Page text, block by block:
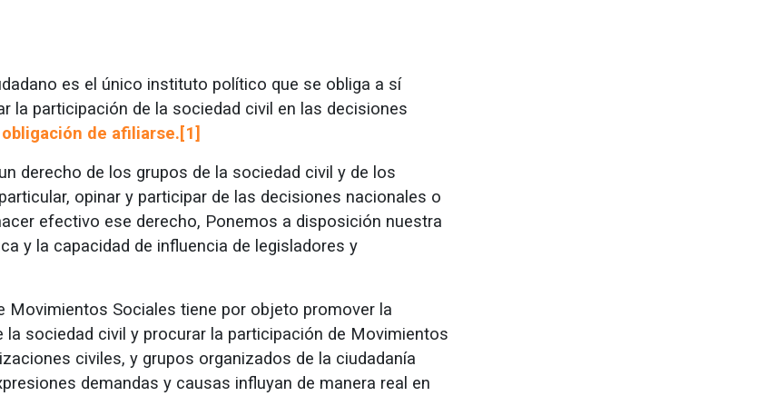
es el único instituto político que se obliga a sí
la participación de la sociedad civil en las decisiones
de afiliarse.[1]
derecho de los grupos de la sociedad civil y de los
opinar y participar de las decisiones nacionales o
efectivo ese derecho, Ponemos a disposición nuestra
y la capacidad de influencia de legisladores y
Movimientos Sociales tiene por objeto promover la
la sociedad civil y procurar la participación de Movimientos
civiles, y grupos organizados de la ciudadanía
demandas y causas influyan de manera real en